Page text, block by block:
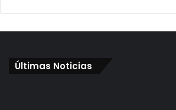
Últimas Noticias